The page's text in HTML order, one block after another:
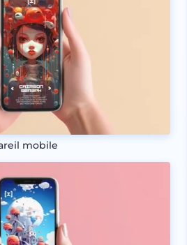
mobile